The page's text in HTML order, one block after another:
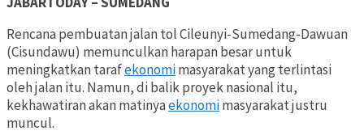
Rencana pembuatan jalan tol Cileunyi-Sumedang-Dawuan
(Cisundawu) memunculkan harapan besar untuk
meningkatkan tarafekonomimasyarakat yang terlintasi
oleh jalan itu. Namun, di balik proyek nasional itu,
kekhawatiran akan matinyaekonomimasyarakat justru
muncul.